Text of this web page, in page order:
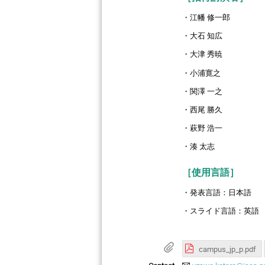
・江幡 修一郎
・大石 知広
・大津 秀暁
・小浦寛之
・関澤 一之
・西尾 勝久
・萩野 浩一
・湊 太志
［使用言語］
・発表言語：日本語
・スライド言語：英語
campus_jp_p.pdf